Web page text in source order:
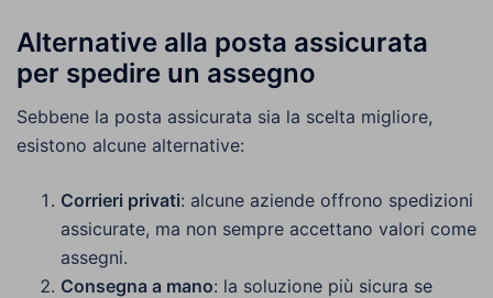
Alternative alla posta assicurata
per spedire un assegno
Sebbene la posta assicurata sia la scelta migliore,
esistono alcune alternative:
Corrieri privati: alcune aziende offrono spedizioni
assicurate, ma non sempre accettano valori come
assegni.
Consegna a mano: la soluzione più sicura se